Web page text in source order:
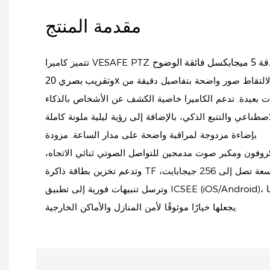
مقدمة المنتج
تتميز كاميرا VESAFE PTZ بدقة 5 ميجابكسل فائقة الوضوح
وتقريب بصري 20x
بعيدة. تدعم الكاميرا خاصية الكشف عن الأشخاص بالذكاء
والتتبع الذكي، بالإضافة إلى رؤية ليلية ملونة كاملة
بإضاءة مزدوجة لمراقبة واضحة على مدار الساعة. مزودة
ومكبر صوت مدمجين للتواصل الصوتي ثنائي الاتجاه،
وتدعم تخزين بطاقة ذاكرة TF بسعة تصل إلى 256 جيجابايت،
وترسل تنبيهات فورية إلى تطبيق ICSEE (iOS/Android)، مما